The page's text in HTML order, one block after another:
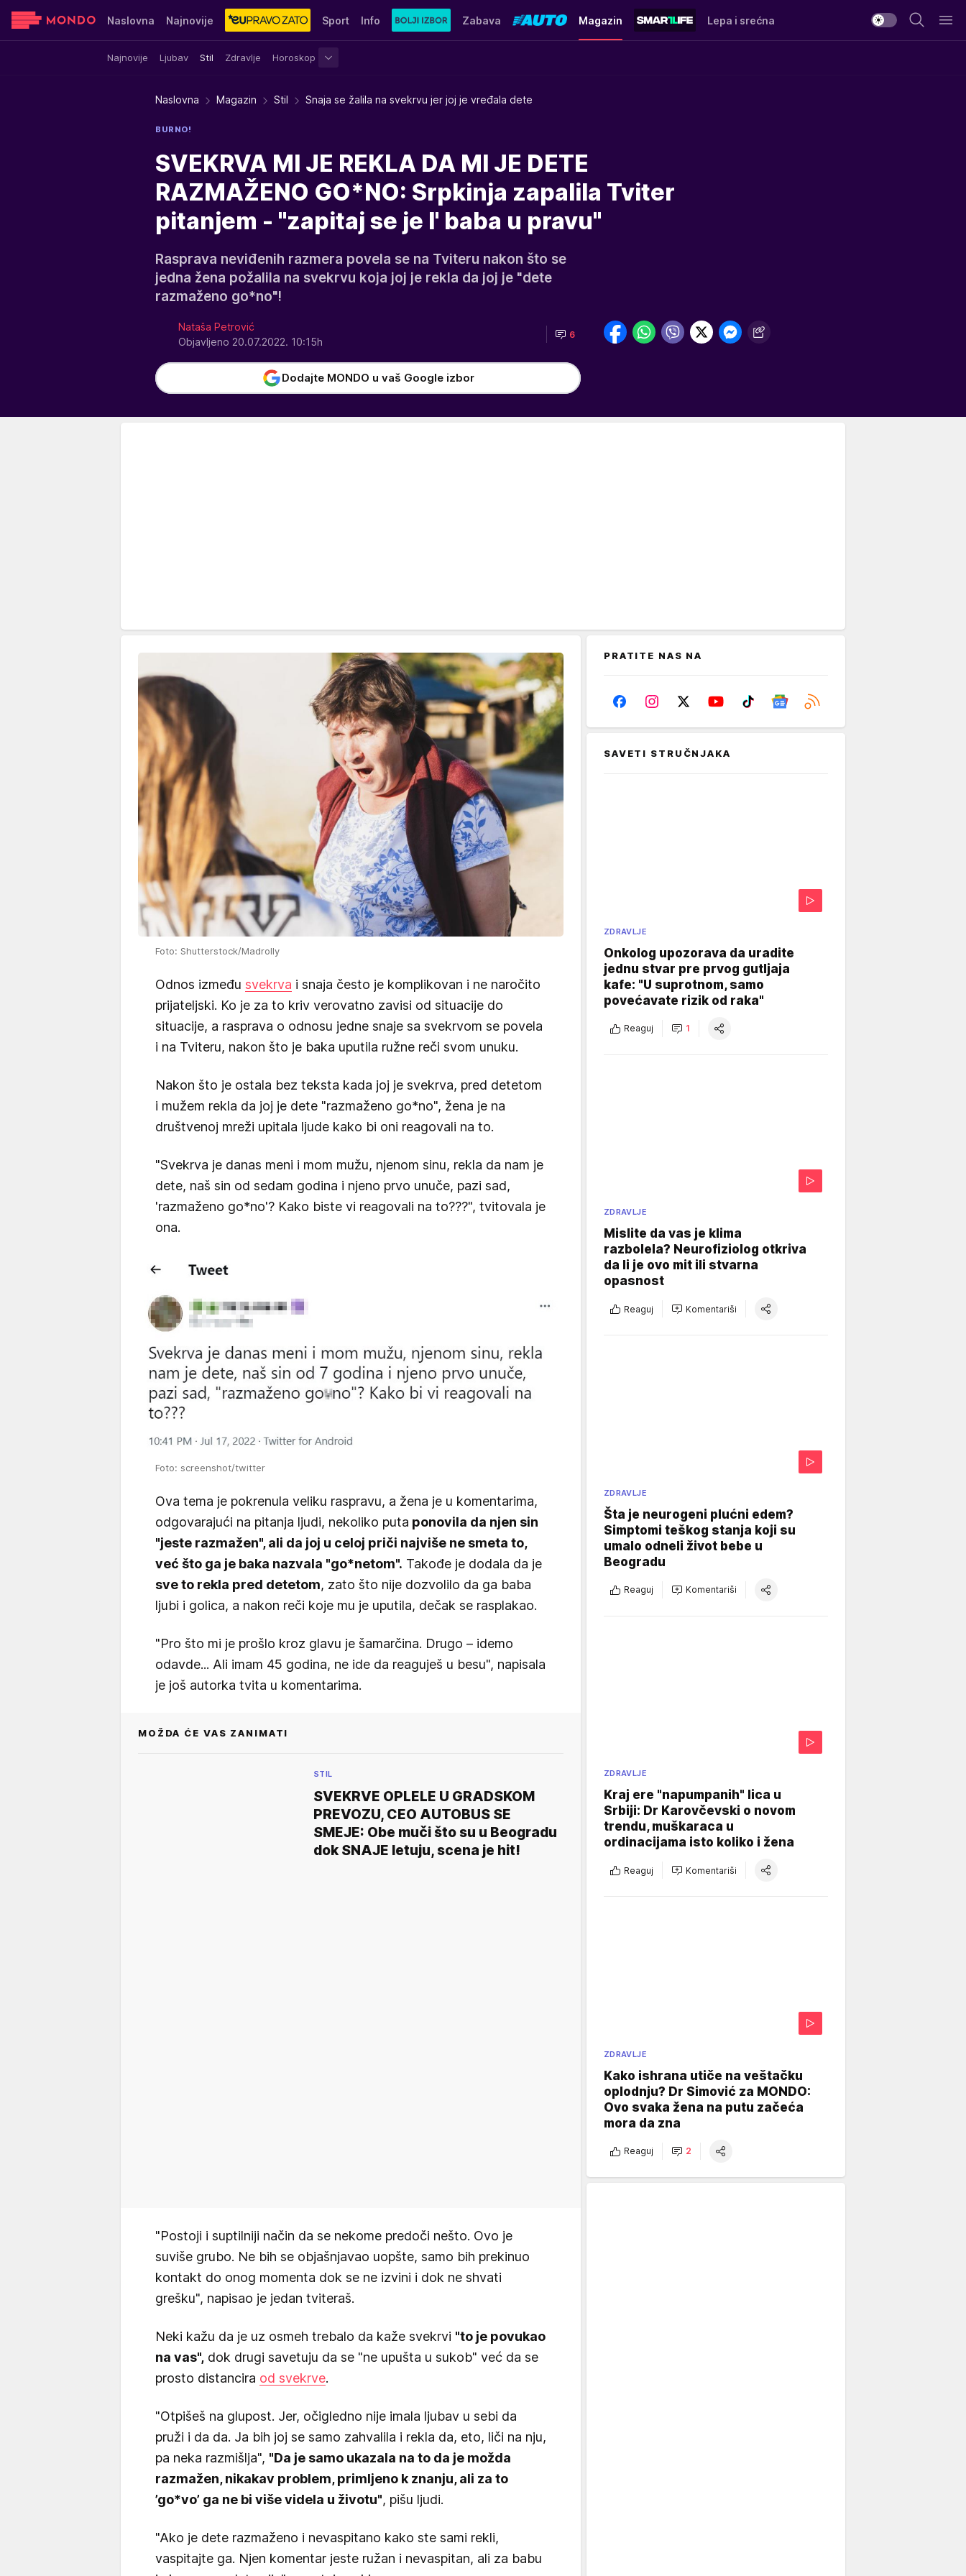
Naslovna Najnovije Sport Info Zabava Magazin
Najnovije Ljubav Stil Zdravlje Horoskop
Lepa i srećna
Sensa Stvar ukusa Yumama
Naslovna Magazin Stil Snaja se žalila na svekrvu jer joj je vređala dete
BURNO!
SVEKRVA MI JE REKLA DA MI JE DETE
RAZMAŽENO GO*NO: Srpkinja zapalila Tviter
pitanjem - "zapitaj se je l' baba u pravu"
Rasprava neviđenih razmera povela se na Tviteru nakon što se
jedna žena požalila na svekrvu koja joj je rekla da joj je "dete
razmaženo go*no"!
Nataša Petrović
Objavljeno 20.07.2022. 10:15h
6
Dodajte MONDO u vaš Google izbor
Foto: Shutterstock/Madrolly
Odnos između svekrva i snaja često je komplikovan i ne naročito
prijateljski. Ko je za to kriv verovatno zavisi od situacije do
situacije, a rasprava o odnosu jedne snaje sa svekrvom se povela
i na Tviteru, nakon što je baka uputila ružne reči svom unuku.
Nakon što je ostala bez teksta kada joj je svekrva, pred detetom
i mužem rekla da joj je dete "razmaženo go*no", žena je na
društvenoj mreži upitala ljude kako bi oni reagovali na to.
"Svekrva je danas meni i mom mužu, njenom sinu, rekla da nam je
dete, naš sin od sedam godina i njeno prvo unuče, pazi sad,
'razmaženo go*no'? Kako biste vi reagovali na to???", tvitovala je
ona.
Foto: screenshot/twitter
Ova tema je pokrenula veliku raspravu, a žena je u komentarima,
odgovarajući na pitanja ljudi, nekoliko puta ponovila da njen sin
"jeste razmažen", ali da joj u celoj priči najviše ne smeta to,
već što ga je baka nazvala "go*netom". Takođe je dodala da je
sve to rekla pred detetom, zato što nije dozvolilo da ga baba
ljubi i golica, a nakon reči koje mu je uputila, dečak se rasplakao.
"Pro što mi je prošlo kroz glavu je šamarčina. Drugo – idemo
odavde... Ali imam 45 godina, ne ide da reaguješ u besu", napisala
je još autorka tvita u komentarima.
MOŽDA ĆE VAS ZANIMATI
STIL
SVEKRVE OPLELE U GRADSKOM
PREVOZU, CEO AUTOBUS SE
SMEJE: Obe muči što su u Beogradu
dok SNAJE letuju, scena je hit!
"Postoji i suptilniji način da se nekome predoči nešto. Ovo je
suviše grubo. Ne bih se objašnjavao uopšte, samo bih prekinuo
kontakt do onog momenta dok se ne izvini i dok ne shvati
grešku", napisao je jedan tviteraš.
Neki kažu da je uz osmeh trebalo da kaže svekrvi "to je povukao
na vas", dok drugi savetuju da se "ne upušta u sukob" već da se
prosto distancira od svekrve.
"Otpišeš na glupost. Jer, očigledno nije imala ljubav u sebi da
pruži i da da. Ja bih joj se samo zahvalila i rekla da, eto, liči na nju,
pa neka razmišlja", "Da je samo ukazala na to da je možda
razmažen, nikakav problem, primljeno k znanju, ali za to
’go*vo’ ga ne bi više videla u životu", pišu ljudi.
"Ako je dete razmaženo i nevaspitano kako ste sami rekli,
vaspitajte ga. Njen komentar jeste ružan i nevaspitan, ali za babu
PRATITE NAS NA
SAVETI STRUČNJAKA
ZDRAVLJE
Onkolog upozorava da uradite
jednu stvar pre prvog gutljaja
kafe: "U suprotnom, samo
povećavate rizik od raka"
Reaguj 1
ZDRAVLJE
Mislite da vas je klima
razbolela? Neurofiziolog otkriva
da li je ovo mit ili stvarna
opasnost
Reaguj Komentariši
ZDRAVLJE
Šta je neurogeni plućni edem?
Simptomi teškog stanja koji su
umalo odneli život bebe u
Beogradu
Reaguj Komentariši
ZDRAVLJE
Kraj ere "napumpanih" lica u
Srbiji: Dr Karovčevski o novom
trendu, muškaraca u
ordinacijama isto koliko i žena
Reaguj Komentariši
ZDRAVLJE
Kako ishrana utiče na veštačku
oplodnju? Dr Simović za MONDO:
Ovo svaka žena na putu začeća
mora da zna
Reaguj 2